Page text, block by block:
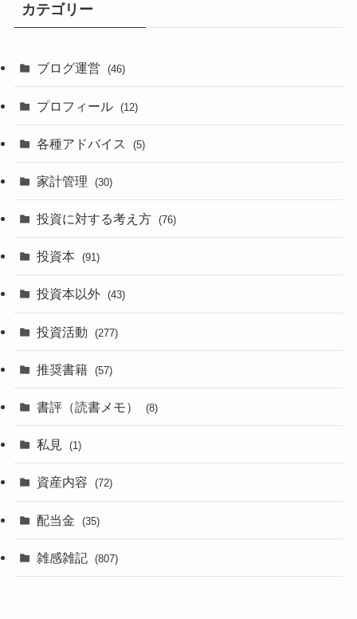
カテゴリー
ブログ運営 (46)
プロフィール (12)
各種アドバイス (5)
家計管理 (30)
投資に対する考え方 (76)
投資本 (91)
投資本以外 (43)
投資活動 (277)
推奨書籍 (57)
書評（読書メモ） (8)
私見 (1)
資産内容 (72)
配当金 (35)
雑感雑記 (807)